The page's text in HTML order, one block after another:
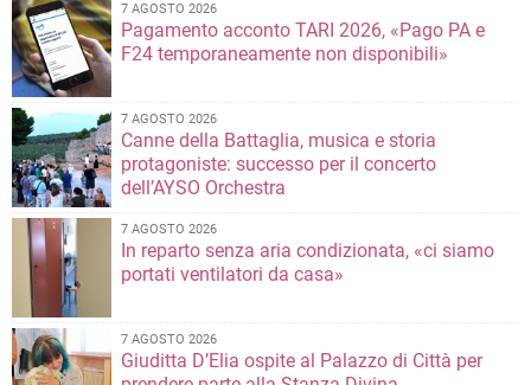
7 AGOSTO 2026
Pagamento acconto TARI 2026, «Pago PA e
F24 temporaneamente non disponibili»
7 AGOSTO 2026
Canne della Battaglia, musica e storia
protagoniste: successo per il concerto
dell’AYSO Orchestra
7 AGOSTO 2026
In reparto senza aria condizionata, «ci siamo
portati ventilatori da casa»
7 AGOSTO 2026
Giuditta D’Elia ospite al Palazzo di Città per